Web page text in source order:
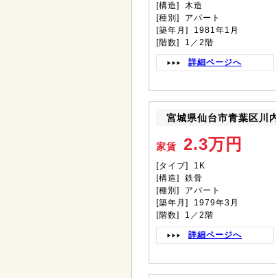
[構造] 木造
[種別] アパート
[築年月] 1981年1月
[階数] 1／2階
詳細ページへ
宮城県仙台市青葉区川
家賃 2.3万円
[タイプ] 1K
[構造] 鉄骨
[種別] アパート
[築年月] 1979年3月
[階数] 1／2階
詳細ページへ